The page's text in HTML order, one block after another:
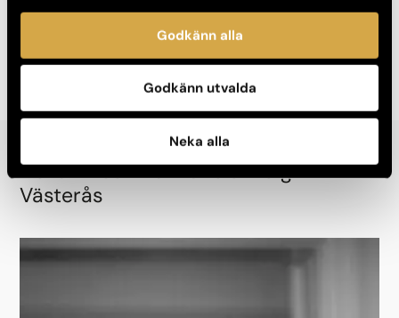
Godkänn alla
Godkänn utvalda
Neka alla
Kärlborttagning
Det är vi som tar hand om dig i
Västerås